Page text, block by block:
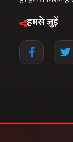
हमसे जुड़ें